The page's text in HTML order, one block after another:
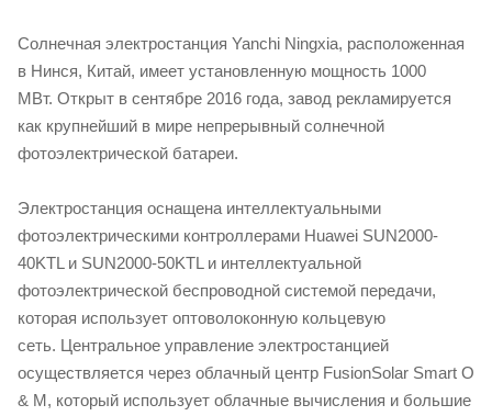
Солнечная электростанция Yanchi Ningxia, расположенная
в Нинся, Китай, имеет установленную мощность 1000
МВт. Открыт в сентябре 2016 года, завод рекламируется
как крупнейший в мире непрерывный солнечной
фотоэлектрической батареи.
Электростанция оснащена интеллектуальными
фотоэлектрическими контроллерами Huawei SUN2000-
40KTL и SUN2000-50KTL и интеллектуальной
фотоэлектрической беспроводной системой передачи,
которая использует оптоволоконную кольцевую
сеть. Центральное управление электростанцией
осуществляется через облачный центр FusionSolar Smart O
& M, который использует облачные вычисления и большие